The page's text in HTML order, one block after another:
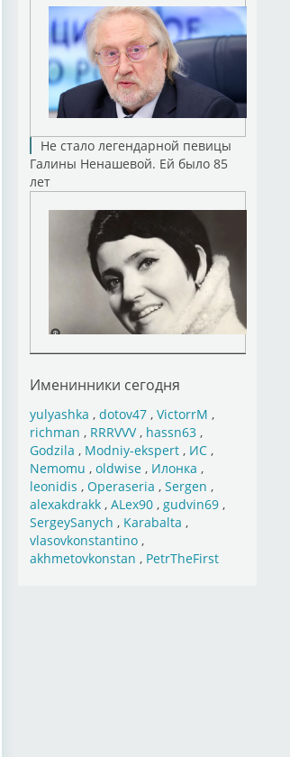
Не стало легендарной певицы
Галины Ненашевой. Ей было 85
лет
Именинники сегодня
yulyashka , dotov47, VictorrM ,
richman , RRRVVV, hassn63,
Godzila , Modniy-ekspert, ИС,
Nemomu , oldwise, Илонка ,
leonidis , Operaseria , Sergen ,
alexakdrakk, ALex90, gudvin69,
SergeySanych , Karabalta ,
vlasovkonstantino,
akhmetovkonstan , PetrTheFirst